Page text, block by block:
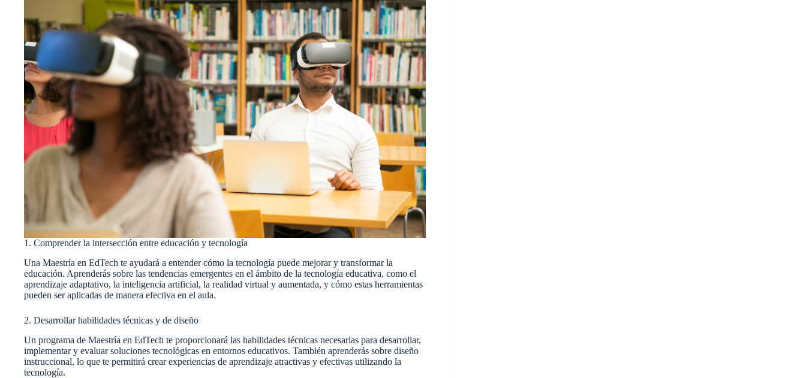
1. Comprender la intersección entre educación y tecnología
Una Maestría en EdTech te ayudará a entender cómo la tecnología puede mejorar y transformar la
educación. Aprenderás sobre las tendencias emergentes en el ámbito de la tecnología educativa, como el
aprendizaje adaptativo, la inteligencia artificial, la realidad virtual y aumentada, y cómo estas herramientas
pueden ser aplicadas de manera efectiva en el aula.
2. Desarrollar habilidades técnicas y de diseño
Un programa de Maestría en EdTech te proporcionará las habilidades técnicas necesarias para desarrollar,
implementar y evaluar soluciones tecnológicas en entornos educativos. También aprenderás sobre diseño
instruccional, lo que te permitirá crear experiencias de aprendizaje atractivas y efectivas utilizando la
tecnología.